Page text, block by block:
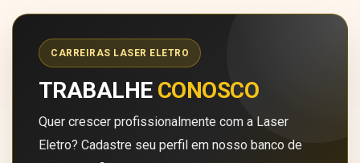
CARREIRAS LASER ELETRO
TRABALHE CONOSCO
Quer crescer profissionalmente com a Laser
Eletro? Cadastre seu perfil em nosso banco de